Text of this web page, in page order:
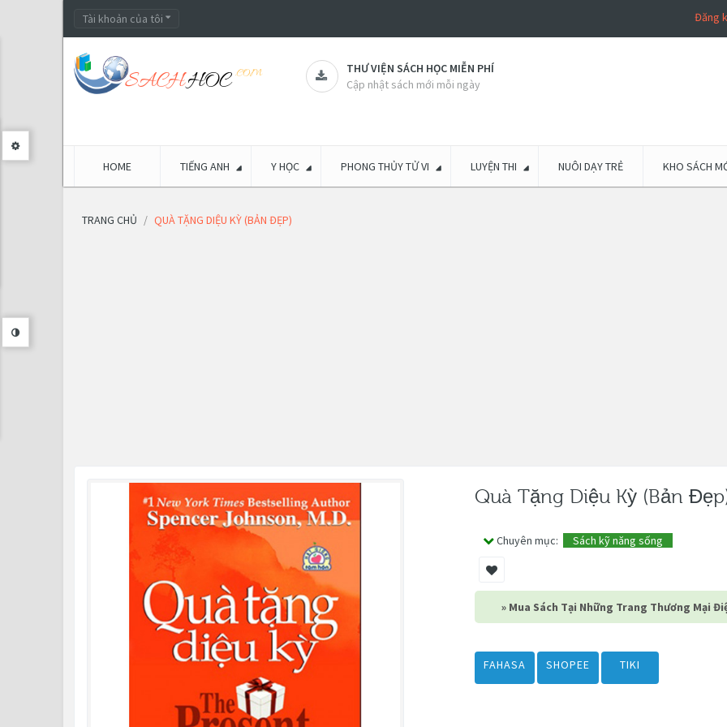
Tài khoản của tôi Đăng
THƯ VIỆN SÁCH HỌC MIỄN PHÍ
Cập nhật sách mới mỗi ngày
HOME TIẾNG ANH Y HỌC PHONG THỦY TỬ VI LUYỆN THI NUÔI DẠY TRẺ KHO SÁCH
TRANG CHỦ QUÀ TẶNG DIỆU KỲ (BẢN ĐẸP)
Quà Tặng Diệu Kỳ (Bản
Chuyên mục: Sách kỹ năng sống
» Mua Sách Tại Những Trang Thương Mại
FAHASA SHOPEE TIKI